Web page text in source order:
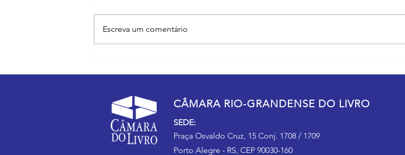
72ª edição da Feira do Livro de
Casa da Feira do Livro de Porto
painel de Martha Medeiros
Escreva um comentário
CÂMARA RIO-GRANDENSE DO LIVRO
SEDE:
Praça Osvaldo Cruz, 15 Conj. 1708 / 1709
Porto Alegre - RS, CEP 90030-160